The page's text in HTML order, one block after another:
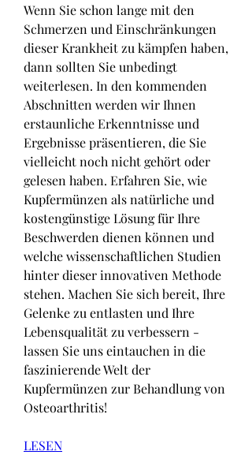
Wenn Sie schon lange mit den
Schmerzen und Einschränkungen
dieser Krankheit zu kämpfen haben,
dann sollten Sie unbedingt
weiterlesen. In den kommenden
Abschnitten werden wir Ihnen
erstaunliche Erkenntnisse und
Ergebnisse präsentieren, die Sie
vielleicht noch nicht gehört oder
gelesen haben. Erfahren Sie, wie
Kupfermünzen als natürliche und
kostengünstige Lösung für Ihre
Beschwerden dienen können und
welche wissenschaftlichen Studien
hinter dieser innovativen Methode
stehen. Machen Sie sich bereit, Ihre
Gelenke zu entlasten und Ihre
Lebensqualität zu verbessern -
lassen Sie uns eintauchen in die
faszinierende Welt der
Kupfermünzen zur Behandlung von
Osteoarthritis!
LESEN